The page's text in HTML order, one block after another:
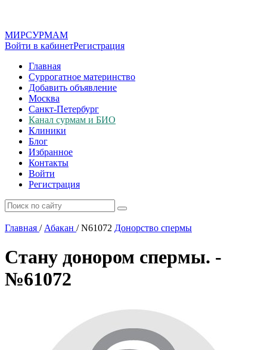
МИРСУРМАМ
Войти в кабинетРегистрация
Главная
Суррогатное материнство
Добавить объявление
Москва
Санкт-Петербург
Канал сурмам и БИО
Клиники
Блог
Избранное
Контакты
Войти
Регистрация
Главная / Абакан /N61072 Донорство спермы
Стану донором спермы. -
№61072